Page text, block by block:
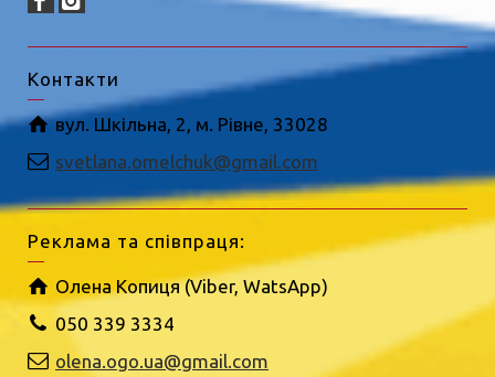
Контакти
вул. Шкільна, 2, м. Рівне, 33028
svetlana.omelchuk@gmail.com
Реклама та співпраця:
Олена Копиця (Viber, WatsApp)
050 339 3334
olena.ogo.ua@gmail.com